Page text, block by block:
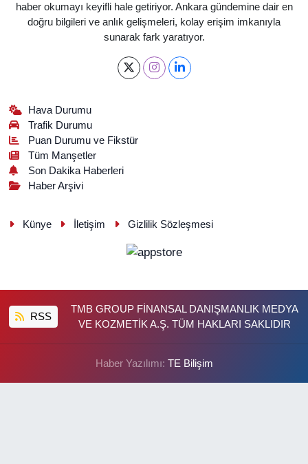
haber okumayı keyifli hale getiriyor. Ankara gündemine dair en
doğru bilgileri ve anlık gelişmeleri, kolay erişim imkanıyla
sunarak fark yaratıyor.
Hava Durumu
Trafik Durumu
Puan Durumu ve Fikstür
Tüm Manşetler
Son Dakika Haberleri
Haber Arşivi
Künye İletişim Gizlilik Sözleşmesi
RSS
TMB GROUP FİNANSAL DANIŞMANLIK MEDYA
VE KOZMETİK A.Ş. TÜM HAKLARI SAKLIDIR
Haber Yazılımı: TE Bilişim